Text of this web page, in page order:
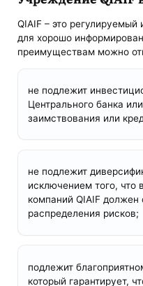
QIAIF – это регулируемый
для хорошо
преимуществам можно
не подлежит
Центрального банка
заимствования или
не подлежит
исключением того, что
компаний QIAIF
распределения рисков;
подлежит
который гарантирует,